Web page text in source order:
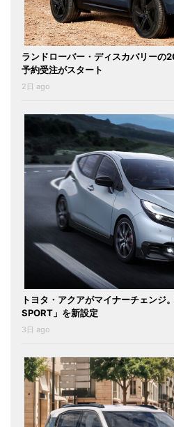
ランドローバー・ディスカバリーの
予約受注がスタート
2日 ago
トヨタ・アクアがマイナーチェンジ
SPORT」を新設定
3日 ago